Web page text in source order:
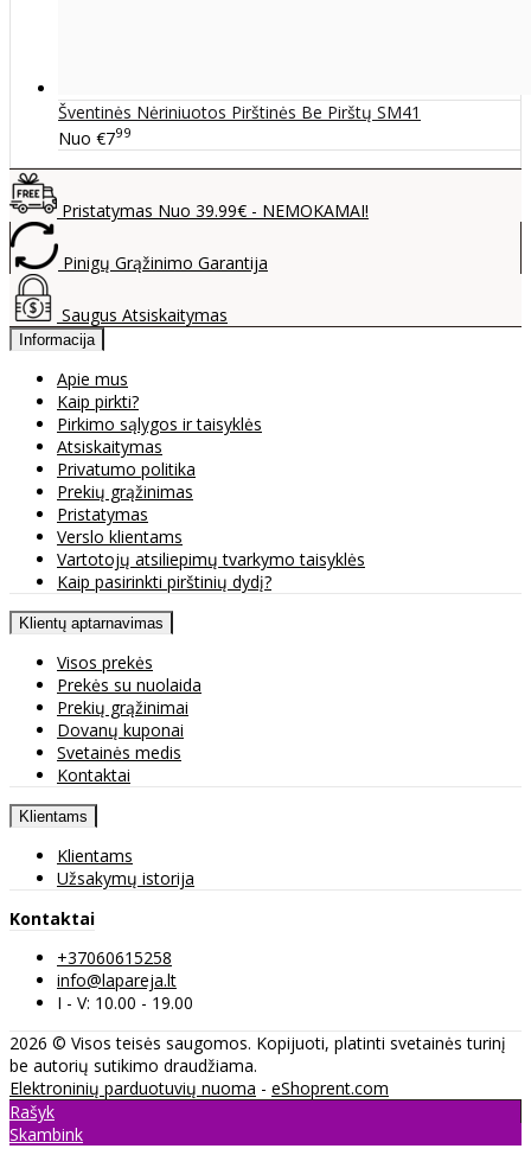
Šventinės Nėriniuotos Pirštinės Be Pirštų SM41
Nuo €799
Pristatymas Nuo 39.99€ - NEMOKAMAI!
Pinigų Grąžinimo Garantija
Saugus Atsiskaitymas
Informacija
Apie mus
Kaip pirkti?
Pirkimo sąlygos ir taisyklės
Atsiskaitymas
Privatumo politika
Prekių grąžinimas
Pristatymas
Verslo klientams
Vartotojų atsiliepimų tvarkymo taisyklės
Kaip pasirinkti pirštinių dydį?
Klientų aptarnavimas
Visos prekės
Prekės su nuolaida
Prekių grąžinimai
Dovanų kuponai
Svetainės medis
Kontaktai
Klientams
Klientams
Užsakymų istorija
Kontaktai
+37060615258
info@lapareja.lt
I - V: 10.00 - 19.00
2026 © Visos teisės saugomos. Kopijuoti, platinti svetainės turinį
be autorių sutikimo draudžiama.
Elektroninių parduotuvių nuoma - eShoprent.com
Rašyk
Skambink